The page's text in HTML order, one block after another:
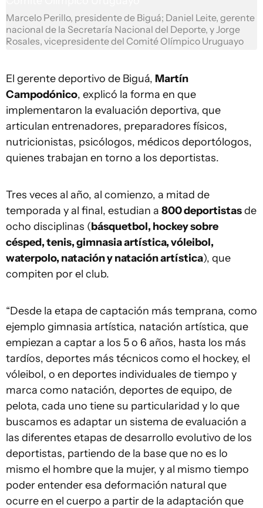
Marcelo Perillo, presidente de Biguá; Daniel Leite, gerente
nacional de la Secretaría Nacional del Deporte, y Jorge
Rosales, vicepresidente del Comité Olímpico Uruguayo
El gerente deportivo de Biguá, Martín
Campodónico, explicó la forma en que
implementaron la evaluación deportiva, que
articulan entrenadores, preparadores físicos,
nutricionistas, psicólogos, médicos deportólogos,
quienes trabajan en torno a los deportistas.
Tres veces al año, al comienzo, a mitad de
temporada y al final, estudian a 800 deportistasde
ocho disciplinas (básquetbol, hockey sobre
césped, tenis, gimnasia artística, vóleibol,
waterpolo, natación y natación artística), que
compiten por el club.
“Desde la etapa de captación más temprana, como
ejemplo gimnasia artística, natación artística, que
empiezan a captar a los 5 o 6 años, hasta los más
tardíos, deportes más técnicos como el hockey, el
vóleibol, o en deportes individuales de tiempo y
marca como natación, deportes de equipo, de
pelota, cada uno tiene su particularidad y lo que
buscamos es adaptar un sistema de evaluación a
las diferentes etapas de desarrollo evolutivo de los
deportistas, partiendo de la base que no es lo
mismo el hombre que la mujer, y al mismo tiempo
poder entender esa deformación natural que
ocurre en el cuerpo a partir de la adaptación que